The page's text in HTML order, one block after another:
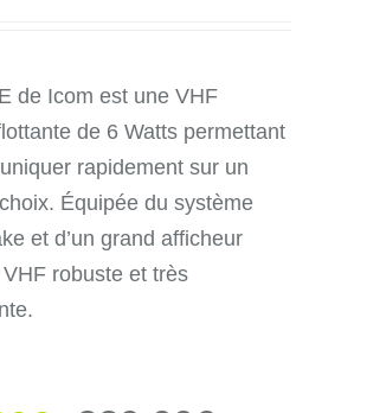
de Icom est une VHF
de 6 Watts permettant
rapidement sur un
Équipée du système
et d’un grand afficheur
VHF robuste et très